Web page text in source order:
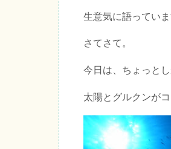
生意気に語ってい
さてさて。
今日は、ちょっと
太陽とグルクンが